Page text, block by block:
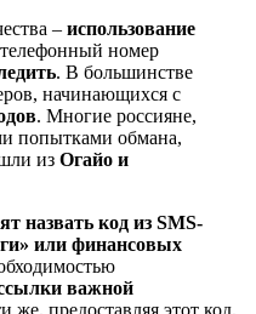
– использование
телефонный номер
. В большинстве
начинающихся с
. Многие россияне,
попытками обмана,
из Огайо и
назвать код из SMS-
или финансовых
важной